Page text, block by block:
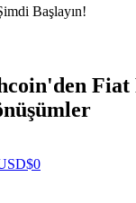
Başlayın!
Fiat
$0